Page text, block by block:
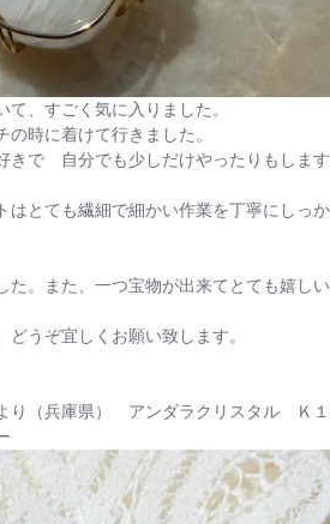
、すごく気に入りました。
時に着けて行きました。
きで 自分でも少しだけやったりもします
はとても繊細で細かい作業を丁寧にしっか
た。また、一つ宝物が出来てとても嬉しい
どうぞ宜しくお願い致します。
り（兵庫県） アンダラクリスタル Ｋ１